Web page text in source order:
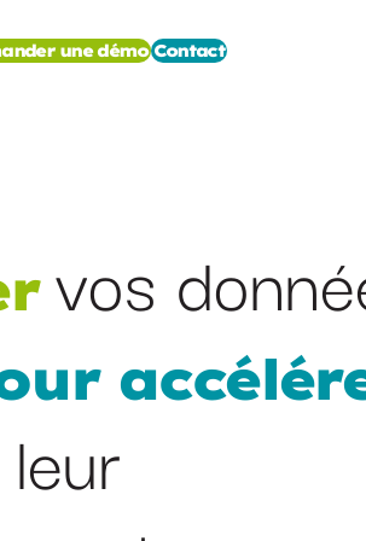
une démo Contact
vos